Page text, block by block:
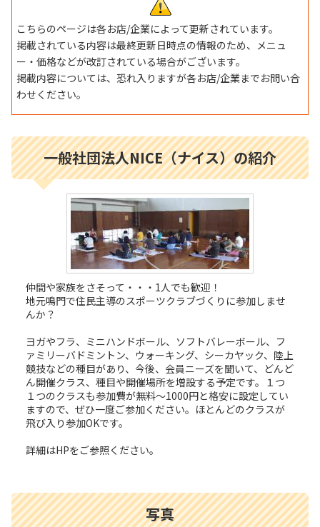
こちらのページは各お店/企業によって更新されています。
掲載されている内容は最終更新日時点の情報のため、メニュ
ー・価格などが改訂されている場合がございます。
掲載内容については、恐れ入りますが各お店/企業までお問い合
わせください。
一般社団法人NICE（ナイス）の紹介
仲間や家族をさそって・・・1人でも歓迎！
地元鳴門で住民主導のスポーツクラブづくりに参加しませ
んか？
ヨガやフラ、ミニハンドボール、ソフトバレーボール、フ
ァミリーバドミントン、ウォーキング、シーカヤック、陸上
競技などの種目があり、今後、会員ニーズを聞いて、どんど
ん開催クラス、種目や開催場所を増設する予定です。１つ
１つのクラスも参加費が無料～1000円と格安に設定してい
ますので、ぜひ一度ご参加ください。ほとんどのクラスが
飛び入り参加OKです。
詳細はHPをご参照ください。
写真